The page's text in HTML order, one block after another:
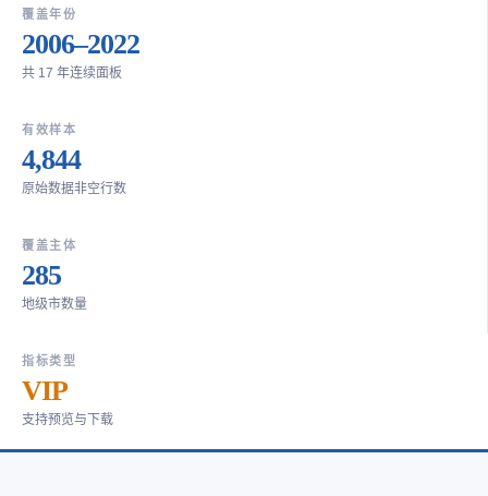
覆盖年份
2006–2022
共 17 年连续面板
有效样本
4,844
原始数据非空行数
覆盖主体
285
地级市数量
指标类型
VIP
支持预览与下载